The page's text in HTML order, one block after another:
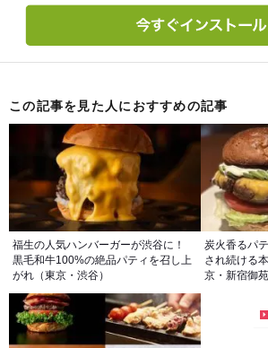
この記事を見た人におすすめの記事
福生の人気ハンバーガーが渋谷に！
黒毛和牛100%の絶品パティを召し上
がれ（東京・渋谷）
炭火香るパ
され続ける
京・新宿御苑